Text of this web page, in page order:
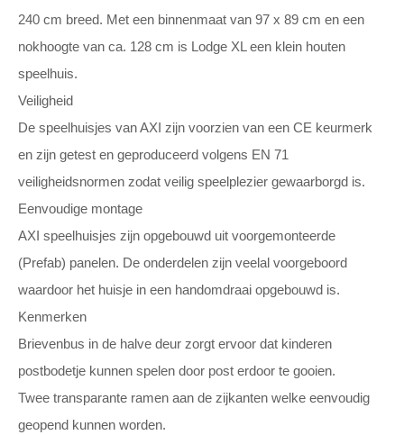
240 cm breed. Met een binnenmaat van 97 x 89 cm en een
nokhoogte van ca. 128 cm is Lodge XL een klein houten
speelhuis.
Veiligheid
De speelhuisjes van AXI zijn voorzien van een CE keurmerk
en zijn getest en geproduceerd volgens EN 71
veiligheidsnormen zodat veilig speelplezier gewaarborgd is.
Eenvoudige montage
AXI speelhuisjes zijn opgebouwd uit voorgemonteerde
(Prefab) panelen. De onderdelen zijn veelal voorgeboord
waardoor het huisje in een handomdraai opgebouwd is.
Kenmerken
Brievenbus in de halve deur zorgt ervoor dat kinderen
postbodetje kunnen spelen door post erdoor te gooien.
Twee transparante ramen aan de zijkanten welke eenvoudig
geopend kunnen worden.